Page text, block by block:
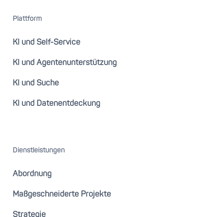
Plattform
KI und Self-Service
KI und Agentenunterstützung
KI und Suche
KI und Datenentdeckung
Dienstleistungen
Abordnung
Maßgeschneiderte Projekte
Strategie